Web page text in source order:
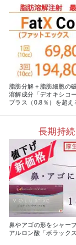
脂肪分解＋脂肪細胞の
溶解成分「デオキシコ
プラス（0.8％）を超え
長期持
鼻やアゴの形をシャー
アルロン酸「ボラック